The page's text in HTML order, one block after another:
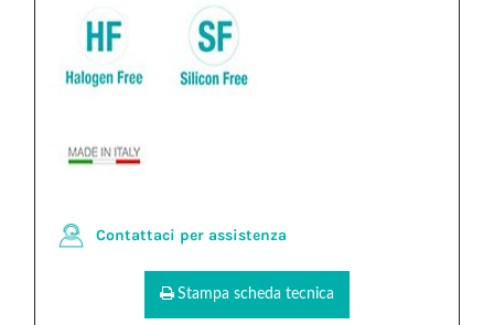
Contattaci per assistenza
Stampa scheda tecnica